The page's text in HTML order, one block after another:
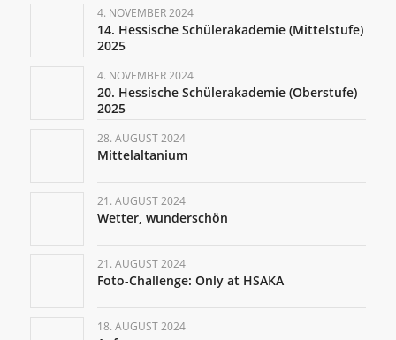
4. NOVEMBER 2024
14. Hessische Schülerakademie (Mittelstufe)
2025
4. NOVEMBER 2024
20. Hessische Schülerakademie (Oberstufe)
2025
28. AUGUST 2024
Mittelaltanium
21. AUGUST 2024
Wetter, wunderschön
21. AUGUST 2024
Foto-Challenge: Only at HSAKA
18. AUGUST 2024